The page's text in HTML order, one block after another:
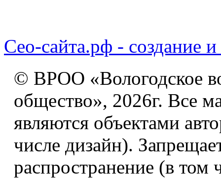
Сео-сайта.рф - создание и
© ВРОО «Вологодское
общество», 2026г. Все
являются объектами
числе дизайн).
распространение (в том